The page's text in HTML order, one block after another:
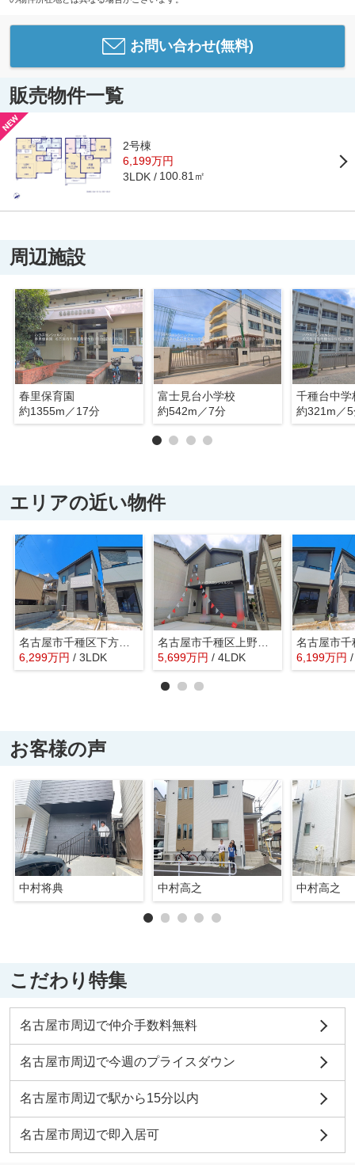
お問い合わせ(無料)
販売物件一覧
2号棟
6,199万円
3LDK 100.81㎡
周辺施設
春里保育園
約1355m／17分
富士見台小学校
約542m／7分
千種台中学
約321m／
エリアの近い物件
名古屋市千種区下方町1丁目51−1【仲介手数料無料】新築一戸建て 1号棟
6,299万円 / 3LDK
名古屋市千種区上野１丁目603【仲介手数料無料】新築一戸建て 1号棟
5,699万円 / 4LDK 6,199万円
お客様の声
中村将典 中村高之 中村高之
こだわり特集
名古屋市周辺で仲介手数料無料
名古屋市周辺で今週のプライスダウン
名古屋市周辺で駅から15分以内
名古屋市周辺で即入居可